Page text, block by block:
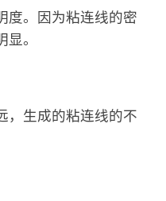
度。因为粘连线的密
。
，生成的粘连线的不